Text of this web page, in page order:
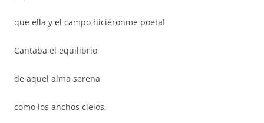
que ella y el campo hiciéronme poeta!
Cantaba el equilibrio
de aquel alma serena
como los anchos cielos,